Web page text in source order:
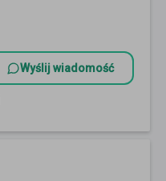
Wyślij wiadomość